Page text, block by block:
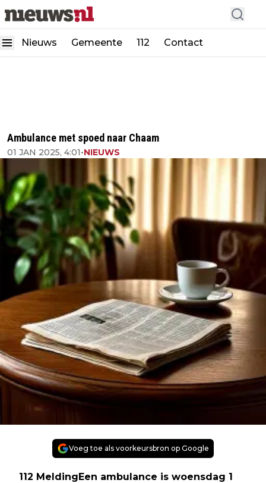
Nieuws Gemeente 112 Contact
Ambulance met spoed naar Chaam
01 JAN 2025, 4:01•NIEUWS
Voeg toe als voorkeursbron op Google
112 MeldingEen ambulance is woensdag 1